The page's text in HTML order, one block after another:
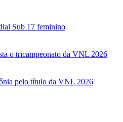
Sub 17 feminino
o tricampeonato da VNL 2026
pelo título da VNL 2026